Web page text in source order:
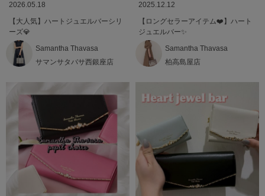
2026.05.18
【大人気】ハートジュエルバーシリ
ーズ💎
Samantha Thavasa
サマンサタバサ西銀座店
2025.12.12
【ロングセラーアイテム❤️】ハート
ジュエルバー✨
Samantha Thavasa
柏高島屋店